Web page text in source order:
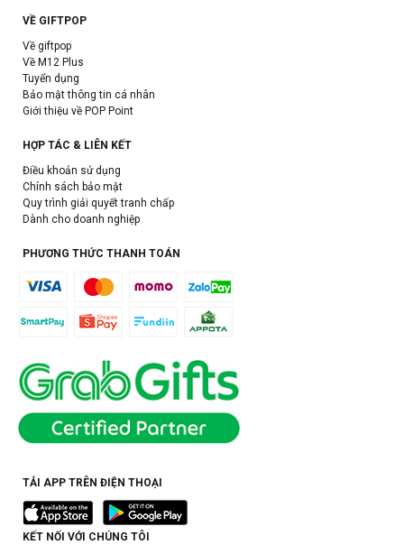
VỀ GIFTPOP
Về giftpop
Về M12 Plus
Tuyển dụng
Bảo mật thông tin cá nhân
Giới thiệu về POP Point
HỢP TÁC & LIÊN KẾT
Điều khoản sử dụng
Chính sách bảo mật
Quy trình giải quyết tranh chấp
Dành cho doanh nghiệp
PHƯƠNG THỨC THANH TOÁN
TẢI APP TRÊN ĐIỆN THOẠI
KẾT NỐI VỚI CHÚNG TÔI